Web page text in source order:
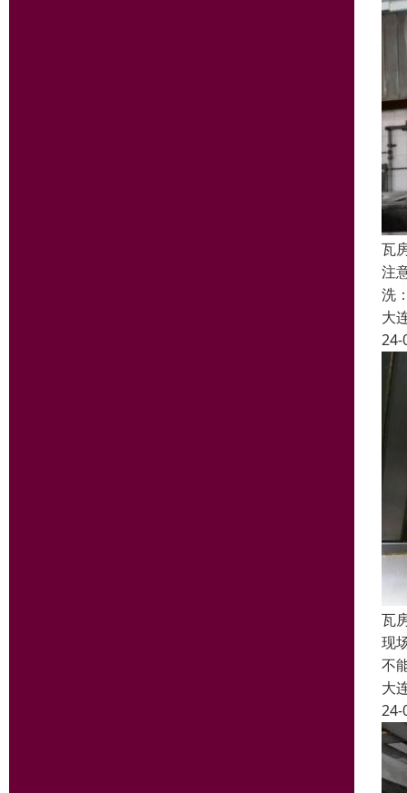
瓦
注
洗
大
24-
瓦
现
不
大
24-